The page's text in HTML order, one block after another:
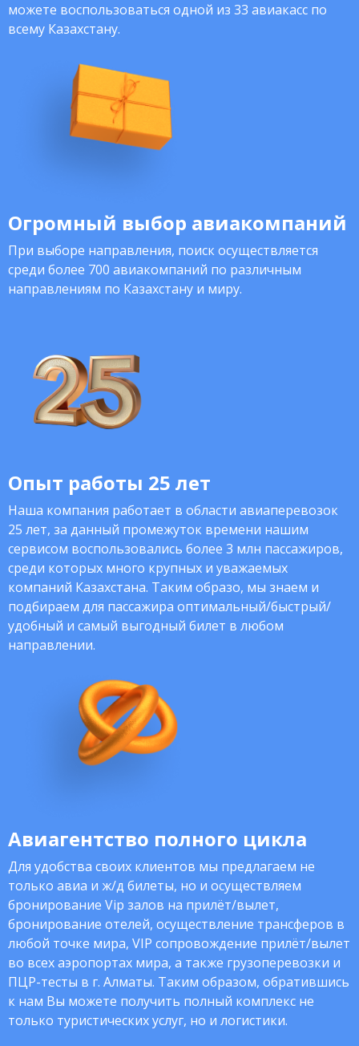
можете воспользоваться одной из 33 авиакасс по
всему Казахстану.
Огромный выбор авиакомпаний
При выборе направления, поиск осуществляется
среди более 700 авиакомпаний по различным
направлениям по Казахстану и миру.
Опыт работы 25 лет
Наша компания работает в области авиаперевозок
25 лет, за данный промежуток времени нашим
сервисом воспользовались более 3 млн пассажиров,
среди которых много крупных и уважаемых
компаний Казахстана. Таким образо, мы знаем и
подбираем для пассажира оптимальный/быстрый/
удобный и самый выгодный билет в любом
направлении.
Авиагентство полного цикла
Для удобства своих клиентов мы предлагаем не
только авиа и ж/д билеты, но и осуществляем
бронирование Vip залов на прилёт/вылет,
бронирование отелей, осуществление трансферов в
любой точке мира, VIP сопровождение прилёт/вылет
во всех аэропортах мира, а также грузоперевозки и
ПЦР-тесты в г. Алматы. Таким образом, обратившись
к нам Вы можете получить полный комплекс не
только туристических услуг, но и логистики.